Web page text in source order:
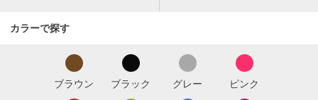
カラーで探す
ブラウン ブラック グレー ピンク